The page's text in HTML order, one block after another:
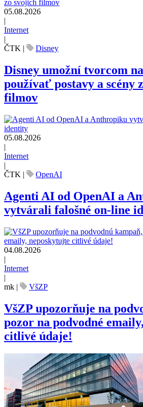
05.08.2026
Internet
ČTK
Disney
Disney umožní tvorcom
používať postavy a scény
filmov
05.08.2026
|
Internet
|
ČTK | OpenAI
Agenti AI od OpenAI a
vytvárali falošné on-line
04.08.2026
|
Internet
|
mk | VšZP
VšZP upozorňuje na
pozor na podvodné
citlivé údaje!